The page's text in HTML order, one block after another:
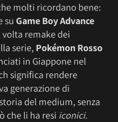
molti ricordano bene:
su Game Boy Advance
volta remake dei
serie, Pokémon Rosso
in Giappone nel
significa rendere
generazione di
del medium, senza
che li ha resi iconici.